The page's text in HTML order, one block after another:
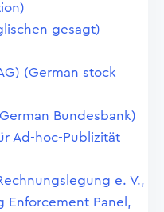
gesagt)
(German stock
Bundesbank)
Ad-hoc-Publizität
e. V.,
Enforcement Panel,